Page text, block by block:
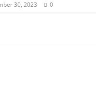
30, 2023 0